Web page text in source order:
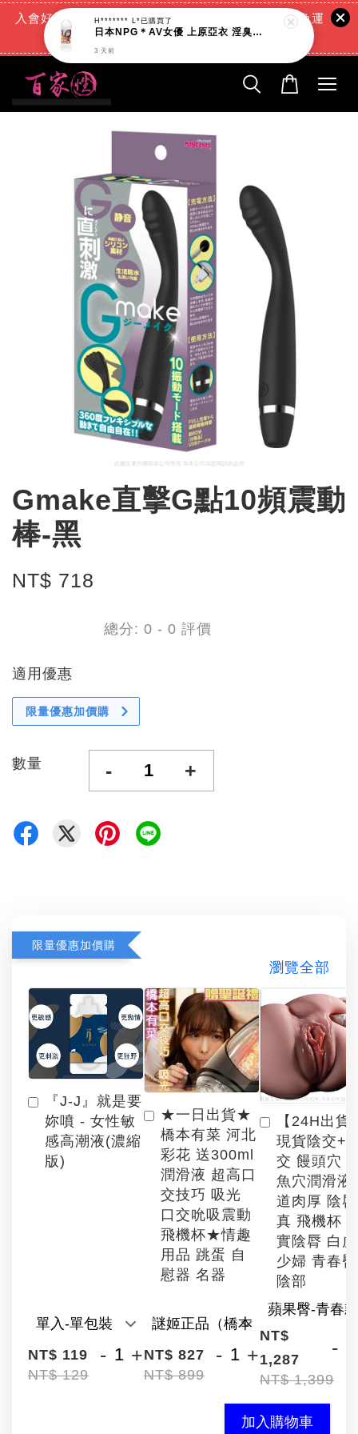
入會好禮:(消費滿888元=現折88元)+(滿666元超商免運
費)+(交易完成再送現金回饋)
Gmake直擊G點10頻震動
棒-黑
NT$ 718
總分: 0 - 0 評價
適用優惠
限量優惠加價購
數量 - +
限量優惠加價購
瀏覽全部
『J-J』就是要
妳噴 - 女性敏
感高潮液(濃縮
版)
NT$ 119
NT$ 129
- +
★一日出貨★
橋本有菜 河北
彩花 送300ml
潤滑液 超高口
交技巧 吸光
口交吮吸震動
飛機杯★情趣
用品 跳蛋 自
慰器 名器
NT$ 827
NT$ 899
- +
【24H出貨
現貨陰交+
交 饅頭穴
魚穴潤滑液
道肉厚 陰
真 飛機杯
實陰脣 白
少婦 青春臀
陰部
NT$
1,287
NT$ 1,399
-
加入購物車
H******* L*已購買了
日本NPG＊AV女優 上原亞衣 淫臭潤滑液_200ml
3 天前